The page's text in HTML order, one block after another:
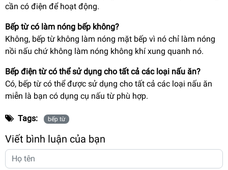
cần có điện để hoạt động.
Bếp từ có làm nóng bếp không?
Không, bếp từ không làm nóng mặt bếp vì nó chỉ làm nóng
nồi nấu chứ không làm nóng không khí xung quanh nó.
Bếp điện từ có thể sử dụng cho tất cả các loại nấu ăn?
Có, bếp từ có thể được sử dụng cho tất cả các loại nấu ăn
miễn là bạn có dụng cụ nấu từ phù hợp.
Tags: bếp từ
Viết bình luận của bạn